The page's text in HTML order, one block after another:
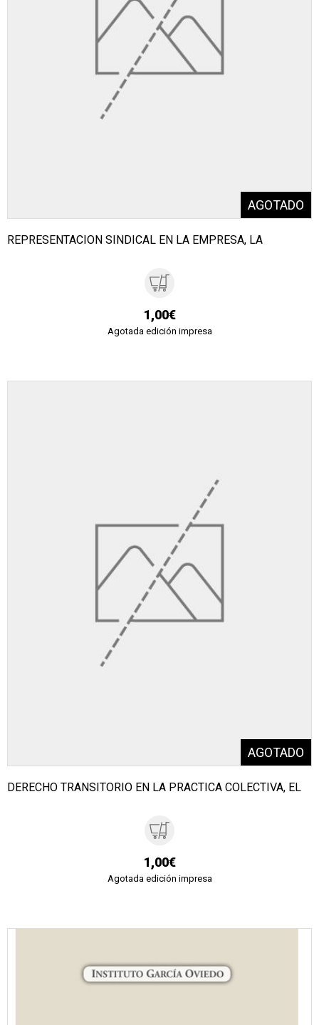
REPRESENTACION SINDICAL EN LA EMPRESA, LA
1,00€
Agotada edición impresa
DERECHO TRANSITORIO EN LA PRACTICA COLECTIVA, EL
1,00€
Agotada edición impresa